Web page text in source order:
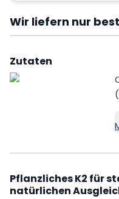
Wir liefern nur
Zutaten
Pflanzliches K2 für
natürlichen